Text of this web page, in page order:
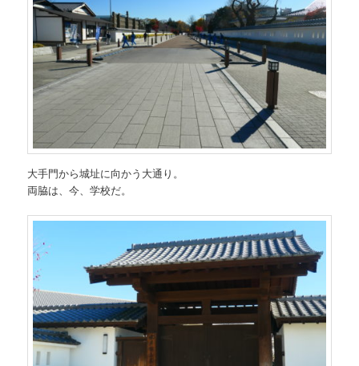
大手門から城址に向かう大通り。
両脇は、今、学校だ。